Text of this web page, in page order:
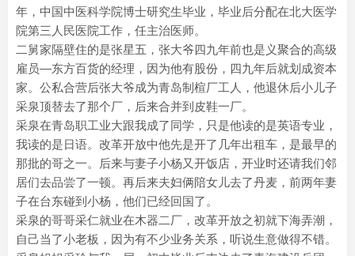
年，中国中医科学院博士研究生毕业，毕业后分配在北大医学
院第三人民医院工作，任主治医师。
二舅家隔壁住的是张星五，张大爷四九年前也是义聚合的高级
雇员—东方百货的经理，因为他有股份，四九年后就划成资本
家。公私合营后张大爷成为青岛制楦厂工人，他退休后小儿子
采泉顶替去了那个厂，后来合并到皮鞋一厂。
采泉在青岛职工业大跟我成了同学，只是他读的是英语专业，
我读的是日语。改革开放中他先是开了几年出租车，是最早的
那批的哥之一。后来与妻子小杨又开饭店，开业时还请我们邻
居们去品尝了一顿。再后来夫妇俩陪女儿去了丹麦，前两年妻
子在台东碰到小杨，他们已经回国了。
采泉的哥哥采仁就业在木器二厂，改革开放之初就下海弄潮，
自己当了小老板，因为有不少业务关系，听说生意做得不错。